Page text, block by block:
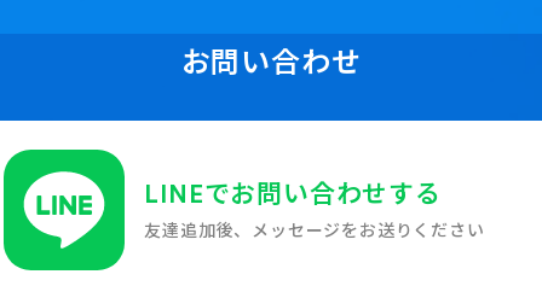
お問い合わせ
LINEでお問い合わせする
友達追加後、メッセージをお送りください